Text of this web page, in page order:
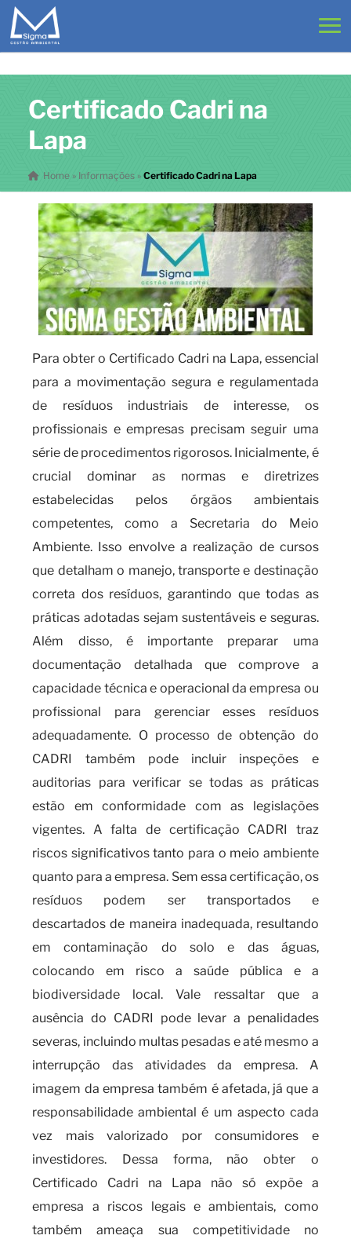
Certificado Cadri na
Lapa
Home» Informações » Certificado Cadri na Lapa
Para obter o Certificado Cadri na Lapa, essencial
para a movimentação segura e regulamentada
de resíduos industriais de interesse, os
profissionais e empresas precisam seguir uma
série de procedimentos rigorosos. Inicialmente, é
crucial dominar as normas e diretrizes
estabelecidas pelos órgãos ambientais
competentes, como a Secretaria do Meio
Ambiente. Isso envolve a realização de cursos
que detalham o manejo, transporte e destinação
correta dos resíduos, garantindo que todas as
práticas adotadas sejam sustentáveis e seguras.
Além disso, é importante preparar uma
documentação detalhada que comprove a
capacidade técnica e operacional da empresa ou
profissional para gerenciar esses resíduos
adequadamente. O processo de obtenção do
CADRI também pode incluir inspeções e
auditorias para verificar se todas as práticas
estão em conformidade com as legislações
vigentes. A falta de certificação CADRI traz
riscos significativos tanto para o meio ambiente
quanto para a empresa. Sem essa certificação, os
resíduos podem ser transportados e
descartados de maneira inadequada, resultando
em contaminação do solo e das águas,
colocando em risco a saúde pública e a
biodiversidade local. Vale ressaltar que a
ausência do CADRI pode levar a penalidades
severas, incluindo multas pesadas e até mesmo a
interrupção das atividades da empresa. A
imagem da empresa também é afetada, já que a
responsabilidade ambiental é um aspecto cada
vez mais valorizado por consumidores e
investidores. Dessa forma, não obter o
Certificado Cadri na Lapa não só expõe a
empresa a riscos legais e ambientais, como
também ameaça sua competitividade no